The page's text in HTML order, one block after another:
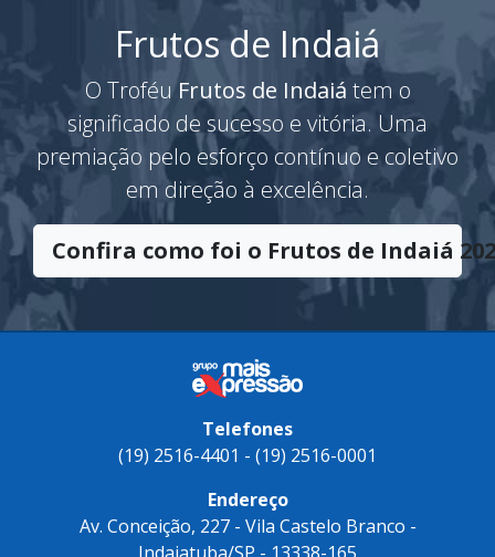
Frutos de Indaiá
O Troféu Frutos de Indaiá tem o
significado de sucesso e vitória. Uma
premiação pelo esforço contínuo e coletivo
em direção à excelência.
Confira como foi o Frutos de Indaiá
Telefones
(19) 2516-4401 - (19) 2516-0001
Endereço
Av. Conceição, 227 - Vila Castelo Branco -